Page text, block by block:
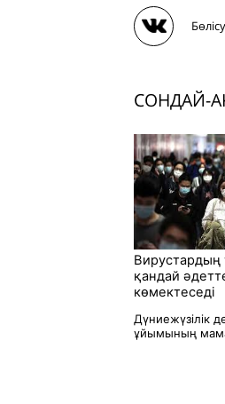
Бөлісу
СОНДАЙ-
Вирустардың
қандай
көмектеседі
Дүниежүзілік
ұйымының